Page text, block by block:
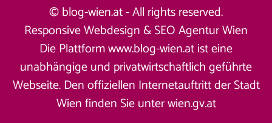
© blog-wien.at - All rights reserved.
Responsive Webdesign &SEO Agentur Wien
Die Plattform www.blog-wien.at ist eine
unabhängige und privatwirtschaftlich geführte
Webseite. Den offiziellen Internetauftritt der Stadt
Wien finden Sie unterwien.gv.at